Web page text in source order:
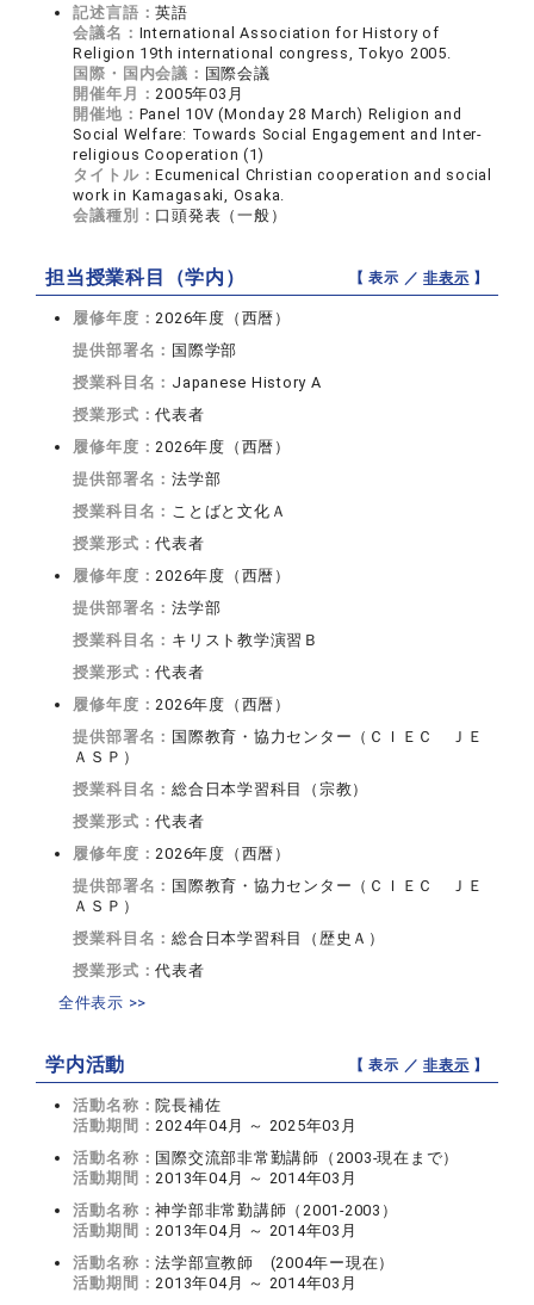
記述言語：英語
会議名： International Association for History of
Religion 19th international congress, Tokyo 2005.
国際・国内会議： 国際会議
開催年月：2005年03月
開催地： Panel 10V (Monday 28 March) Religion and
Social Welfare: Towards Social Engagement and Inter-
religious Cooperation (1)
タイトル：Ecumenical Christian cooperation and social
work in Kamagasaki, Osaka.
会議種別： 口頭発表（一般）
担当授業科目（学内） 【 表示 ／非表示 】
履修年度：2026年度（西暦）
提供部署名： 国際学部
授業科目名： Japanese History A
授業形式：代表者
履修年度：2026年度（西暦）
提供部署名：法学部
授業科目名： ことばと文化Ａ
授業形式：代表者
履修年度：2026年度（西暦）
提供部署名：法学部
授業科目名： キリスト教学演習Ｂ
授業形式：代表者
履修年度：2026年度（西暦）
提供部署名： 国際教育・協力センター（ＣＩＥＣ ＪＥ
ＡＳＰ）
授業科目名：総合日本学習科目（宗教）
授業形式：代表者
履修年度：2026年度（西暦）
提供部署名： 国際教育・協力センター（ＣＩＥＣ ＪＥ
ＡＳＰ）
授業科目名：総合日本学習科目（歴史Ａ）
授業形式：代表者
全件表示 >>
学内活動 【 表示 ／非表示 】
活動名称： 院長補佐
活動期間：2024年04月 ～ 2025年03月
活動名称： 国際交流部非常勤講師（2003-現在まで）
活動期間：2013年04月 ～ 2014年03月
活動名称：神学部非常勤講師（2001-2003）
活動期間：2013年04月 ～ 2014年03月
活動名称：法学部宣教師 (2004年ー現在）
活動期間：2013年04月 ～ 2014年03月